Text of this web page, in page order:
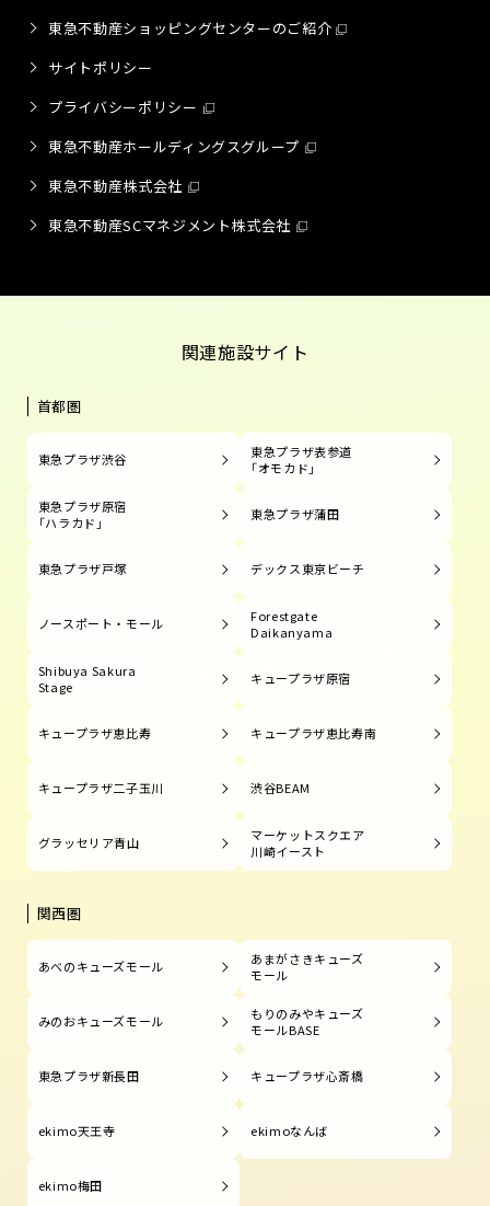
東急不動産ショッピングセンターのご紹介
サイトポリシー
プライバシーポリシー
東急不動産ホールディングスグループ
東急不動産株式会社
東急不動産SCマネジメント株式会社
関連施設サイト
首都圏
東急プラザ渋谷
東急プラザ表参道
「オモカド」
東急プラザ原宿
「ハラカド」
東急プラザ蒲田
東急プラザ戸塚 デックス東京ビーチ
ノースポート・モール
Forestgate
Daikanyama
Shibuya Sakura
Stage
キュープラザ原宿
キュープラザ恵比寿 キュープラザ恵比寿南
キュープラザ二子玉川 渋谷BEAM
グラッセリア青山
マーケットスクエア
川崎イースト
関西圏
あべのキューズモール
あまがさきキューズ
モール
みのおキューズモール
もりのみやキューズ
モールBASE
東急プラザ新長田 キュープラザ心斎橋
ekimo天王寺 ekimoなんば
ekimo梅田